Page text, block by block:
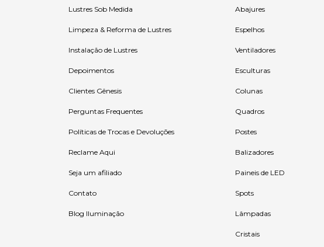
Lustres Sob Medida
Limpeza & Reforma de Lustres
Instalação de Lustres
Depoimentos
Clientes Gênesis
Perguntas Frequentes
Políticas de Trocas e Devoluções
Reclame Aqui
Seja um afiliado
Contato
Blog Iluminação
Abajures
Espelhos
Ventiladores
Esculturas
Colunas
Quadros
Postes
Balizadores
Paineis de LED
Spots
Lâmpadas
Cristais